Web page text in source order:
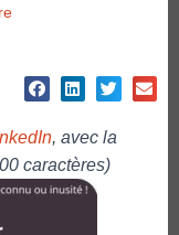
, avec la
caractères)